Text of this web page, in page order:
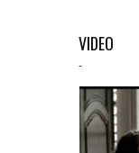
VIDEO
-